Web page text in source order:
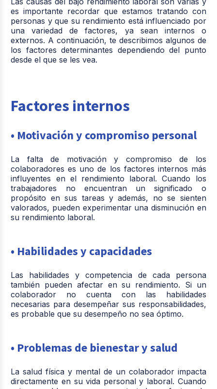
es importante recordar que estamos tratando con
personas y que su rendimiento está influenciado por
una variedad de factores, ya sean internos o
externos. A continuación, te describimos algunos de
los factores determinantes dependiendo del punto
desde el que se les vea.
Factores internos
• Motivación y compromiso personal
La falta de motivación y compromiso de los
colaboradores es uno de los factores internos más
influyentes en el rendimiento laboral. Cuando los
trabajadores no encuentran un significado o
propósito en sus tareas y además, no se sienten
valorados, pueden experimentar una disminución en
su rendimiento laboral.
• Habilidades y capacidades
Las habilidades y competencia de cada persona
también pueden afectar en su rendimiento. Si un
colaborador no cuenta con las habilidades
necesarias para desempeñar sus responsabilidades,
es probable que su desempeño no sea óptimo.
• Problemas de bienestar y salud
La salud física y mental de un colaborador impacta
directamente en su vida personal y laboral. Cuando